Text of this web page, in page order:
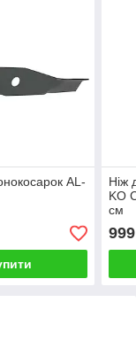
AL-
Ніж
KO
см
999